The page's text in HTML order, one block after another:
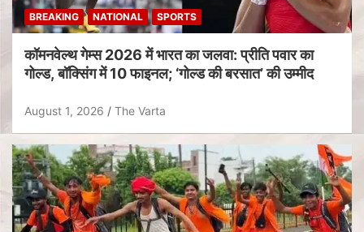
BREAKING NATIONAL SPORTS
कॉमनवेल्थ गेम्स 2026 में भारत का जलवा: प्रीति पवार का
गोल्ड, बॉक्सिंग में 10 फाइनल; ‘गोल्ड की बरसात’ की उम्मीद
August 1, 2026 The Varta